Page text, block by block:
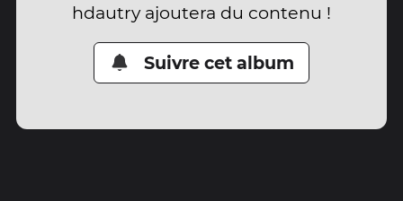
hdautry ajoutera du contenu !
Suivre cet album